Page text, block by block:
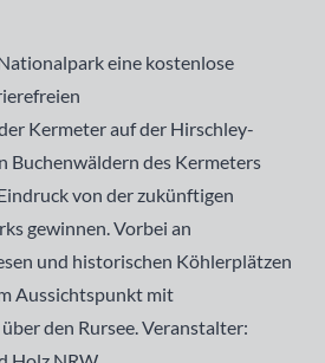
eine kostenlose
Kermeter auf der Hirschley-
Buchenwäldern des Kermeters
von der zukünftigen
gewinnen. Vorbei an
und historischen Köhlerplätzen
Aussichtspunkt mit
den Rursee. Veranstalter: